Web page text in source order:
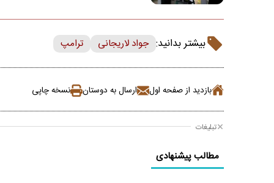
بیشتر بدانید: جواد لاریجانی ترامپ
بازدید از صفحه اول ارسال به دوستان نسخه چاپی
تبلیغات
مطالب پیشنهادی